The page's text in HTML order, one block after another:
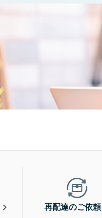
再配達のご依頼